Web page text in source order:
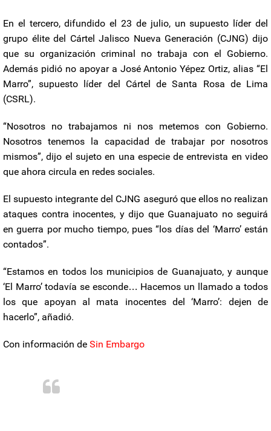
En el tercero, difundido el 23 de julio, un supuesto líder del
grupo élite del Cártel Jalisco Nueva Generación (CJNG) dijo
que su organización criminal no trabaja con el Gobierno.
Además pidió no apoyar a José Antonio Yépez Ortiz, alias “El
Marro”, supuesto líder del Cártel de Santa Rosa de Lima
(CSRL).
“Nosotros no trabajamos ni nos metemos con Gobierno.
Nosotros tenemos la capacidad de trabajar por nosotros
mismos”, dijo el sujeto en una especie de entrevista en video
que ahora circula en redes sociales.
El supuesto integrante del CJNG aseguró que ellos no realizan
ataques contra inocentes, y dijo que Guanajuato no seguirá
en guerra por mucho tiempo, pues “los días del ‘Marro’ están
contados”.
“Estamos en todos los municipios de Guanajuato, y aunque
‘El Marro’ todavía se esconde… Hacemos un llamado a todos
los que apoyan al mata inocentes del ‘Marro’: dejen de
hacerlo”, añadió.
Con información de Sin Embargo